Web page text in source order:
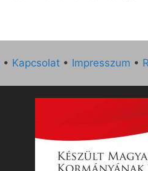
• Kapcsolat • Impresszum •